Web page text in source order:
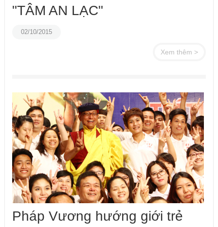
"TÂM AN LẠC"
02/10/2015
Xem thêm >
Pháp Vương hướng giới trẻ